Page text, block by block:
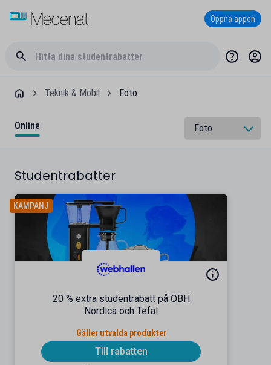
Öppna appen
Teknik & Mobil Foto
Online
Studentrabatter
KAMPANJ
20 % extra studentrabatt på OBH
Nordica och Tefal
Gäller utvalda produkter
Till rabatten